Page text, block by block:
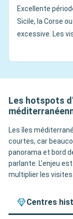
Excellente
Sicile, la Corse
excessive. Les
Les hotspots
Les îles
courtes, car
panorama et bord
parlante. L’enjeu
multiplier les visites.
Centres